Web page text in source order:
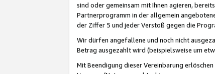
sind oder gemeinsam mit Ihnen agieren,
Partnerprogramm in der allgemein
der Ziffer 5 und jeder Verstoß gegen die
Wir dürfen angefallene und noch nicht
Betrag ausgezahlt wird (beispielsweise um
Mit Beendigung dieser Vereinbarung